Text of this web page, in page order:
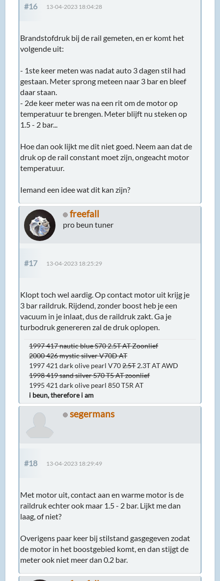
#16 13-04-2023 18:04:28
Brandstofdruk bij de rail gemeten, en er komt het
volgende uit:
- 1ste keer meten was nadat auto 3 dagen stil had
gestaan. Meter sprong meteen naar 3 bar en bleef
daar staan.
- 2de keer meter was na een rit om de motor op
temperatuur te brengen. Meter blijft nu steken op
1.5 - 2 bar...
Hoe dan ook lijkt me dit niet goed. Neem aan dat de
druk op de rail constant moet zijn, ongeacht motor
temperatuur.
Iemand een idee wat dit kan zijn?
freefall
pro beun tuner
#17 13-04-2023 18:25:29
Klopt toch wel aardig. Op contact motor uit krijg je
3 bar raildruk. Rijdend, zonder boost heb je een
vacuum in je inlaat, dus de raildruk zakt. Ga je
turbodruk genereren zal de druk oplopen.
1997 417 nautic blue S70 2.5T AT Zoonlief
2000 426 mystic silver V70D AT
1997 421 dark olive pearl V702.5T2.3T AT AWD
1998 419 sand silver S70 T5 AT zoonlief
1995 421 dark olive pearl 850 T5R AT
i beun, therefore i am
segermans
#18 13-04-2023 18:29:49
Met motor uit, contact aan en warme motor is de
raildruk echter ook maar 1.5 - 2 bar. Lijkt me dan
laag, of niet?
Overigens paar keer bij stilstand gasgegeven zodat
de motor in het boostgebied komt, en dan stijgt de
meter ook niet meer dan 0.2 bar.